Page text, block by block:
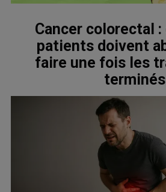
Cancer colorectal
patients doivent
faire une fois les
terminés